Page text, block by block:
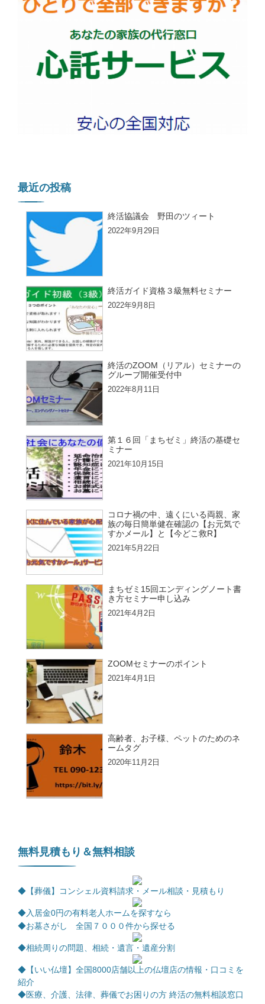
最近の投稿
終活協議会 野田のツィート
2022年9月29日
終活ガイド資格３級無料セミナー
2022年9月8日
終活のZOOM（リアル）セミナーの
グループ開催受付中
2022年8月11日
第１６回「まちゼミ」終活の基礎セ
ミナー
2021年10月15日
コロナ禍の中、遠くにいる両親、家
族の毎日簡単健在確認の【お元気で
すかメール】と【今どこ救R】
2021年5月22日
まちゼミ15回エンディングノート書
き方セミナー申し込み
2021年4月2日
ZOOMセミナーのポイント
2021年4月1日
高齢者、お子様、ペットのためのネ
ームタグ
2020年11月2日
無料見積もり＆無料相談
◆【葬儀】コンシェル資料請求・メール相談・見積もり
◆入居金0円の有料老人ホームを探すなら
◆お墓さがし 全国７０００件から探せる
◆相続周りの問題、相続・遺言・遺産分割
◆【いい仏壇】全国8000店舗以上の仏壇店の情報・口コミを
紹介
◆医療、介護、法律、葬儀でお困りの方 終活の無料相談窓口